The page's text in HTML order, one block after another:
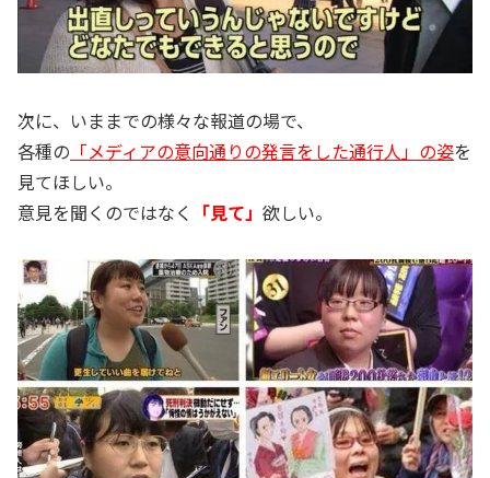
次に、いままでの様々な報道の場で、
各種の 「メディアの意向通りの発言をした通行人」の姿を
見てほしい。
意見を聞くのではなく 「見て」 欲しい。